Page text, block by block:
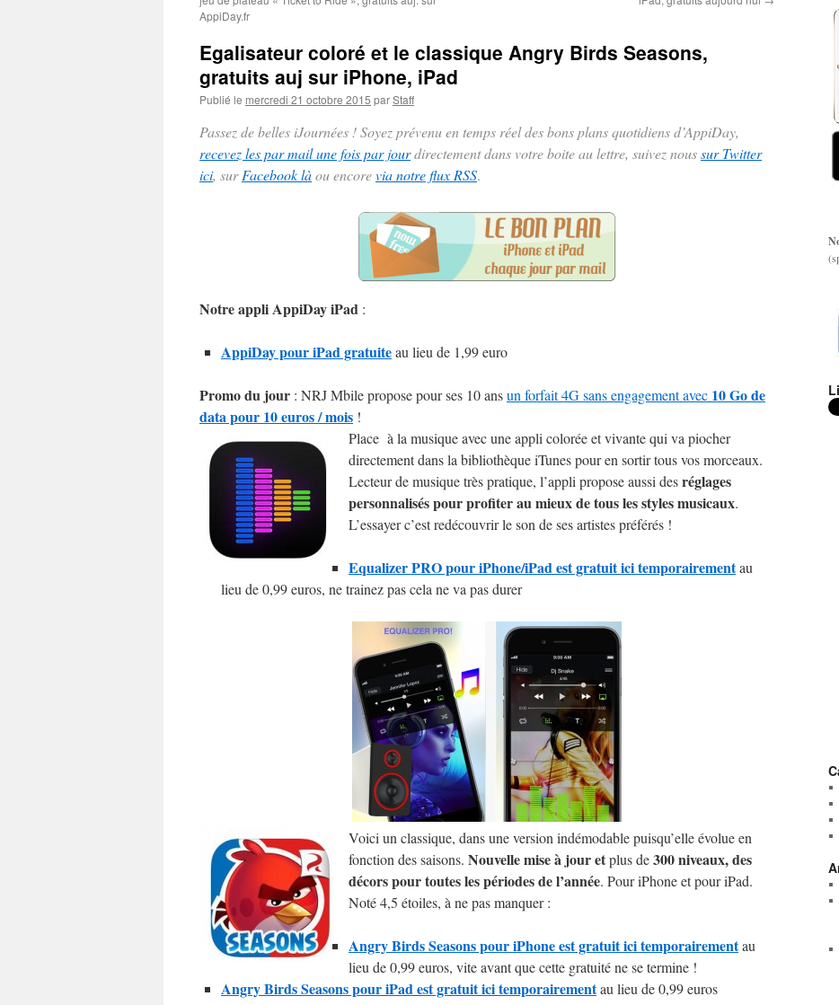
AppiDay.fr
Egalisateur coloré et le classique Angry Birds Seasons,
gratuits auj sur iPhone, iPad
Publié le mercredi 21 octobre 2015 parStaff
Passez de belles iJournées ! Soyez prévenu en temps réel des bons plans quotidiens d’AppiDay,
recevez les par mail une fois par jourdirectement dans votre boite au lettre, suivez noussur Twitter
ici, surFacebook làou encorevia notre flux RSS.
Notre appli AppiDay iPad :
AppiDay pour iPad gratuiteau lieu de 1,99 euro
Promo du jour : NRJ Mbile propose pour ses 10 ansun forfait 4G sans engagement avec 10 Go de
data pour 10 euros / mois !
Place à la musique avec une appli colorée et vivante qui va piocher
directement dans la bibliothèque iTunes pour en sortir tous vos morceaux.
Lecteur de musique très pratique, l’appli propose aussi desréglages
personnalisés pour profiter au mieux de tous les styles musicaux.
L’essayer c’est redécouvrir le son de ses artistes préférés !
Equalizer PRO pour iPhone/iPad est gratuit ici temporairementau
lieu de 0,99 euros, ne trainez pas cela ne va pas durer
Voici un classique, dans une version indémodable puisqu’elle évolue en
fonction des saisons. Nouvelle mise à jour etplus de300 niveaux, des
décors pour toutes les périodes de l’année. Pour iPhone et pour iPad.
Noté 4,5 étoiles, à ne pas manquer :
Angry Birds Seasons pour iPhone est gratuit ici temporairementau
lieu de 0,99 euros, vite avant que cette gratuité ne se termine !
Angry Birds Seasons pour iPad est gratuit ici temporairementau lieu de 0,99 euros